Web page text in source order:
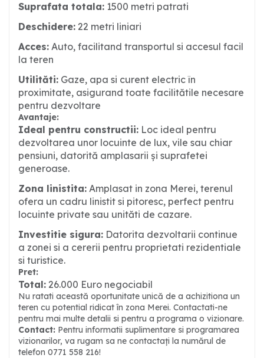
Suprafata totala: 1500 metri patrati
Deschidere: 22 metri liniari
Acces: Auto, facilitand transportul si accesul facil
la teren
Utilităti: Gaze, apa si curent electric în
proximitate, asigurand toate facilitătile necesare
pentru dezvoltare
Avantaje:
Ideal pentru constructii: Loc ideal pentru
dezvoltarea unor locuinte de lux, vile sau chiar
pensiuni, datorită amplasarii și suprafetei
generoase.
Zona linistita: Amplasat in zona Merei, terenul
ofera un cadru linistit si pitoresc, perfect pentru
locuinte private sau unităti de cazare.
Investitie sigura: Datorita dezvoltarii continue
a zonei si a cererii pentru proprietati rezidentiale
si turistice.
Pret:
Total: 26.000 Euro negociabil
Nu ratati această oportunitate unică de a achizitiona un
teren cu potential ridicat în zona Merei. Contactati-ne
pentru mai multe detalii si pentru a programa o vizionare.
Contact: Pentru informatii suplimentare si programarea
vizionarilor, va rugam sa ne contactați la numărul de
telefon 0771 558 216!